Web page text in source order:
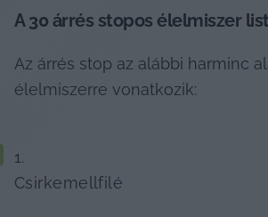
A 30 árrés stopos élelmiszer
Az árrés stop az alábbi harminc
élelmiszerre vonatkozik:
Csirkemellfilé